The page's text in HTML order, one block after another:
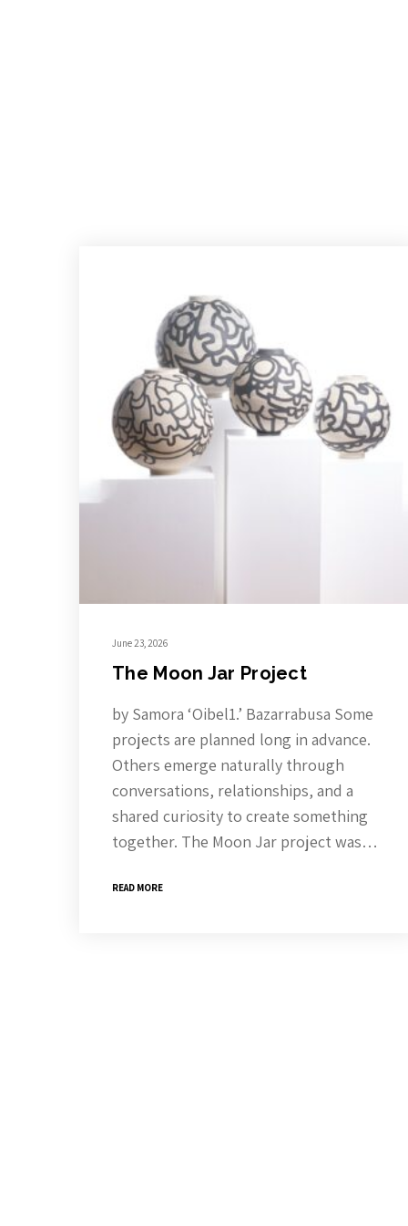
June 23, 2026
The Moon Jar Project
by Samora ‘Oibel1.’ Bazarrabusa Some
projects are planned long in advance.
Others emerge naturally through
conversations, relationships, and a
shared curiosity to create something
together. The Moon Jar project was…
READ MORE